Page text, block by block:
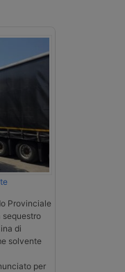
Provinciale
sequestro
di
solvente
per